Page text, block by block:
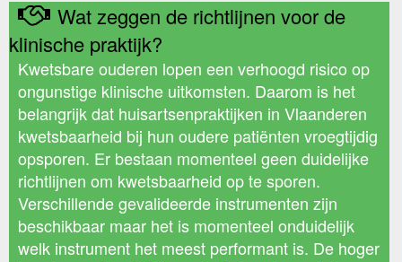
Wat zeggen de richtlijnen voor de
klinische praktijk?
Kwetsbare ouderen lopen een verhoogd risico op
ongunstige klinische uitkomsten. Daarom is het
belangrijk dat huisartsenpraktijken in Vlaanderen
kwetsbaarheid bij hun oudere patiënten vroegtijdig
opsporen. Er bestaan momenteel geen duidelijke
richtlijnen om kwetsbaarheid op te sporen.
Verschillende gevalideerde instrumenten zijn
beschikbaar maar het is momenteel onduidelijk
welk instrument het meest performant is. De hoger